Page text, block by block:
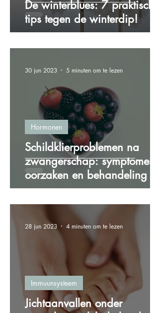
De winterblues: 7 praktische
tips tegen de winterdip!
Schildklierproblemen na
zwangerschap: symptomen,
oorzaken en behandeling
Hormonen
30 jun 2023 5 minuten om te lezen
Jichtaanvallen onder
Immuunsysteem
28 jun 2023 4 minuten om te lezen